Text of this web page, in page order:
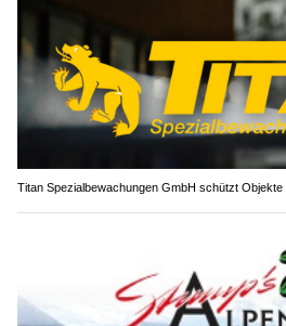
Titan Spezialbewachungen GmbH schützt